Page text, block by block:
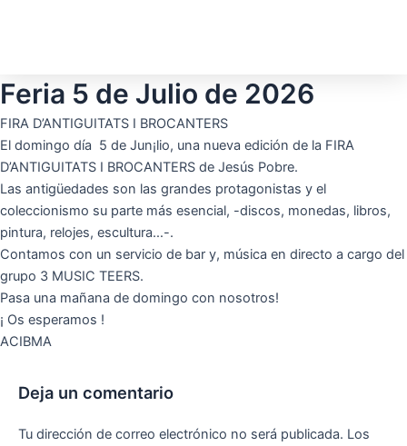
Feria 5 de Julio de 2026
FIRA D’ANTIGUITATS I BROCANTERS
El domingo día 5 de Jun¡lio, una nueva edición de la FIRA
D’ANTIGUITATS I BROCANTERS de Jesús Pobre.
Las antigüedades son las grandes protagonistas y el
coleccionismo su parte más esencial, -discos, monedas, libros,
pintura, relojes, escultura…-.
Contamos con un servicio de bar y, música en directo a cargo del
grupo 3 MUSIC TEERS.
Pasa una mañana de domingo con nosotros!
¡ Os esperamos !
ACIBMA
Deja un comentario
Tu dirección de correo electrónico no será publicada. Los